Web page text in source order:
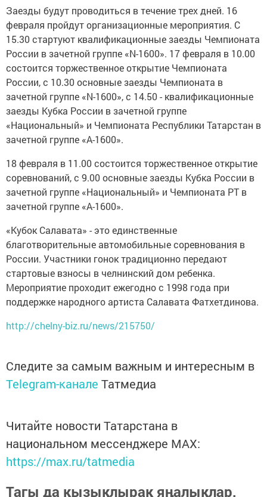
Заезды будут проводиться в течение трех дней. 16
февраля пройдут организационные мероприятия. С
15.30 стартуют квалификационные заезды Чемпионата
России в зачетной группе «N-1600». 17 февраля в 10.00
состоится торжественное открытие Чемпионата
России, с 10.30 основные заезды Чемпионата в
зачетной группе «N-1600», с 14.50 - квалификационные
заезды Кубка России в зачетной группе
«Национальный» и Чемпионата Республики Татарстан в
зачетной группе «А-1600».
18 февраля в 11.00 состоится торжественное открытие
соревнований, с 9.00 основные заезды Кубка России в
зачетной группе «Национальный» и Чемпионата РТ в
зачетной группе «А-1600».
«Кубок Салавата» - это единственные
благотворительные автомобильные соревнования в
России. Участники гонок традиционно передают
стартовые взносы в челнинский дом ребенка.
Мероприятие проходит ежегодно с 1998 года при
поддержке народного артиста Салавата Фатхетдинова.
http://chelny-biz.ru/news/215750/
Следите за самым важным и интересным в
Telegram-канале Татмедиа
Читайте новости Татарстана в
национальном мессенджере MАХ:
https://max.ru/tatmedia
Тагы да кызыклырак яңалыклар,